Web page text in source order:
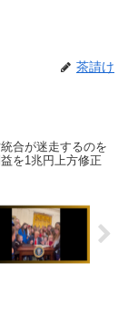
茶請け
合が迷走するのを
を1兆円上方修正